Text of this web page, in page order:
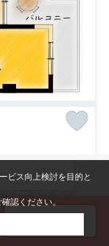
染」駅 徒歩12分
ビス向上検討を目的と
確認ください。